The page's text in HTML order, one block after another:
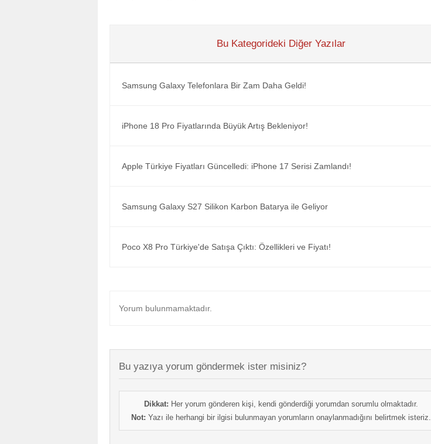
Bu Kategorideki Diğer Yazılar
Samsung Galaxy Telefonlara Bir Zam Daha Geldi!
iPhone 18 Pro Fiyatlarında Büyük Artış Bekleniyor!
Apple Türkiye Fiyatları Güncelledi: iPhone 17 Serisi Zamlandı!
Samsung Galaxy S27 Silikon Karbon Batarya ile Geliyor
Poco X8 Pro Türkiye'de Satışa Çıktı: Özellikleri ve Fiyatı!
Yorum bulunmamaktadır.
Bu yazıya yorum göndermek ister misiniz?
Dikkat: Her yorum gönderen kişi, kendi gönderdiği yorumdan sorumlu olmaktadır.
Not: Yazı ile herhangi bir ilgisi bulunmayan yorumların onaylanmadığını belirtmek isteriz.